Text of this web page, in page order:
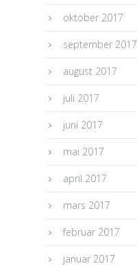
oktober 2017
september 2017
august 2017
juli 2017
juni 2017
mai 2017
april 2017
mars 2017
februar 2017
januar 2017